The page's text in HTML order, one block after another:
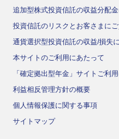
追加型株式投資信託の収益分配
投資信託のリスクとお客さまに
通貨選択型投資信託の収益/損失
本サイトのご利用にあたって
「確定拠出型年金」サイトご利
利益相反管理方針の概要
個人情報保護に関する事項
サイトマップ